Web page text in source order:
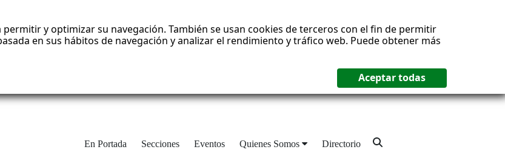
permitir y optimizar su navegación. También se usan cookies de terceros con el fin de permitir
en sus hábitos de navegación y analizar el rendimiento y tráfico web. Puede obtener más
En Portada Secciones Eventos Quienes Somos Directorio